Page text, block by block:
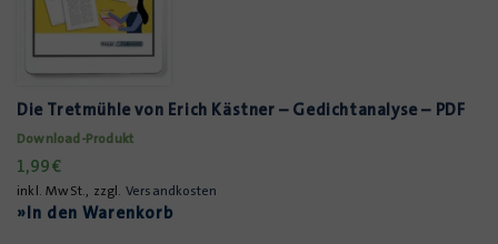
Die Tretmühle von Erich Kästner – Gedichtanalyse – PDF
Download-Produkt
1,99€
inkl. MwSt., zzgl. Versandkosten
»In den Warenkorb